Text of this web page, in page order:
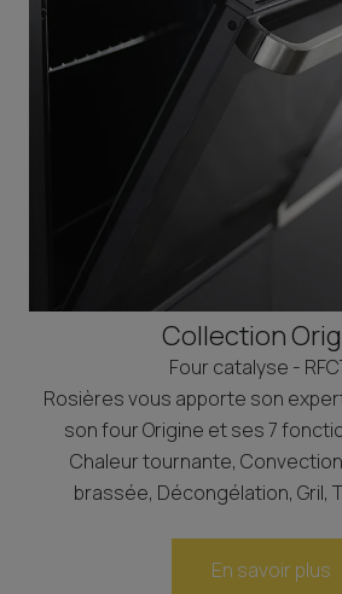
Collection
Four catalyse -
Rosières vous apporte son
son four Origine et ses 7
Chaleur tournante,
brassée, Décongélation, Gril,
En savoir plus